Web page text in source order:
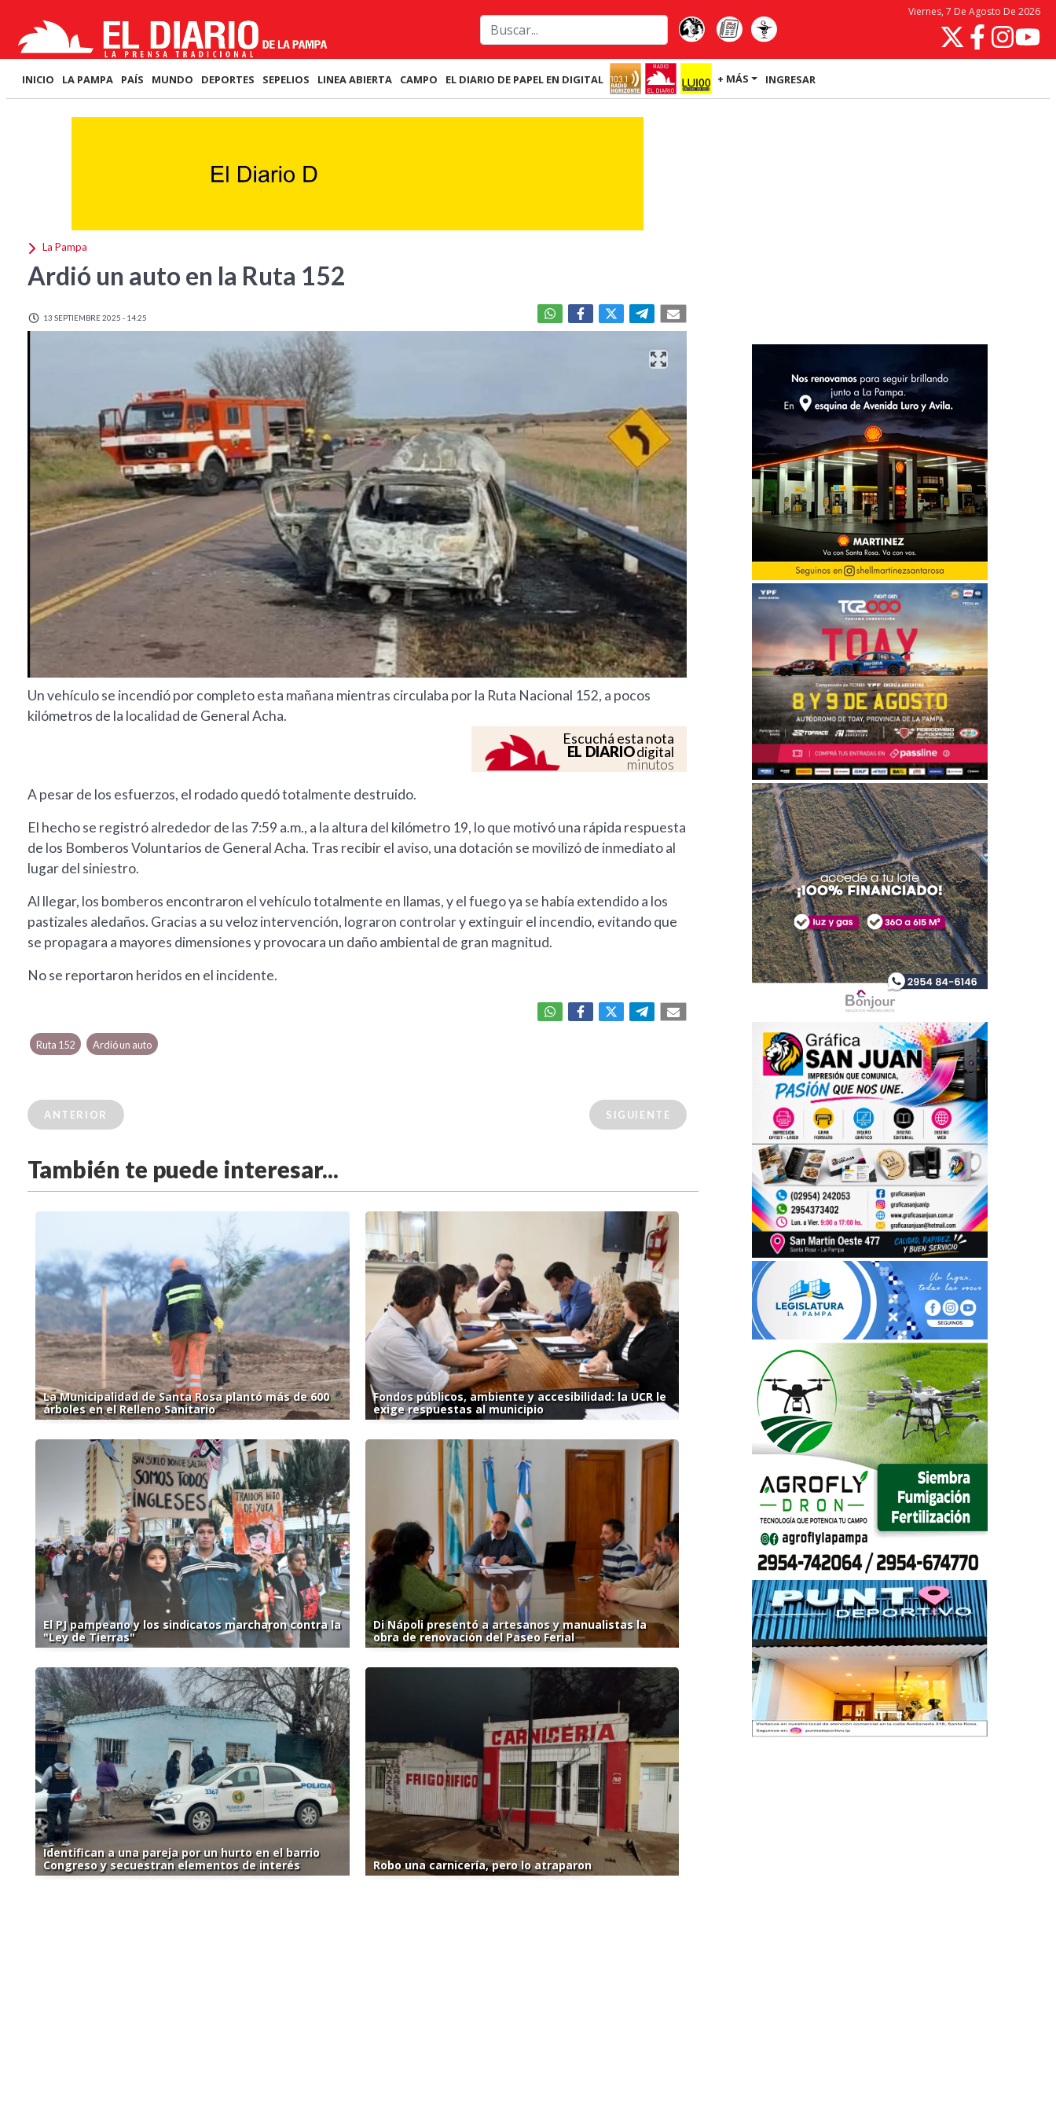
Viernes, 7 De Agosto De 2026
INICIO LA PAMPA PAÍS MUNDO DEPORTES SEPELIOS LINEA ABIERTA CAMPO EL DIARIO DE PAPEL EN DIGITAL + MÁS INGRESAR
La Pampa
Ardió un auto en la Ruta 152
13 SEPTIEMBRE 2025 - 14:25
Un vehículo se incendió por completo esta mañana mientras circulaba por la Ruta Nacional 152, a pocos
kilómetros de la localidad de General Acha.
Escuchá esta nota
EL DIARIOdigital
minutos
A pesar de los esfuerzos, el rodado quedó totalmente destruido.
El hecho se registró alrededor de las 7:59 a.m., a la altura del kilómetro 19, lo que motivó una rápida respuesta
de los Bomberos Voluntarios de General Acha. Tras recibir el aviso, una dotación se movilizó de inmediato al
lugar del siniestro.
Al llegar, los bomberos encontraron el vehículo totalmente en llamas, y el fuego ya se había extendido a los
pastizales aledaños. Gracias a su veloz intervención, lograron controlar y extinguir el incendio, evitando que
se propagara a mayores dimensiones y provocara un daño ambiental de gran magnitud.
No se reportaron heridos en el incidente.
Ruta 152 Ardió un auto
ANTERIOR SIGUIENTE
También te puede interesar...
La Municipalidad de Santa Rosa plantó más de 600
árboles en el Relleno Sanitario
Fondos públicos, ambiente y accesibilidad: la UCR le
exige respuestas al municipio
El PJ pampeano y los sindicatos marcharon contra la
"Ley de Tierras"
Di Nápoli presentó a artesanos y manualistas la
obra de renovación del Paseo Ferial
Identifican a una pareja por un hurto en el barrio
Congreso y secuestran elementos de interés
Robo una carnicería, pero lo atraparon